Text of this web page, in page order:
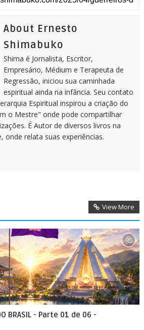
About Ernesto
Shimabuko
Shima é Jornalista, Escritor,
Empresário, Médium e Terapeuta de
Regressão, iniciou sua caminhada
espiritual ainda na infância. Seu contato
Espiritual inspirou a criação do
o Mestre" onde pode compartilhar
É Autor de diversos livros na
onde relata suas experiências.
View More
BRASIL - Parte 01 de 06 -